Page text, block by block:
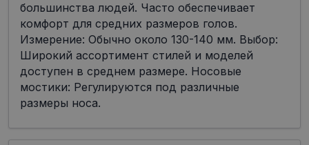
большинства людей. Часто обеспечивает
комфорт для средних размеров голов.
Измерение: Обычно около 130-140 мм. Выбор:
Широкий ассортимент стилей и моделей
доступен в среднем размере. Носовые
мостики: Регулируются под различные
размеры носа.